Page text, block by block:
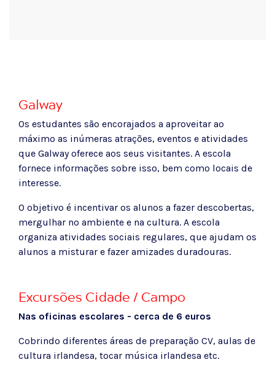
Galway
Os estudantes são encorajados a aproveitar ao
máximo as inúmeras atrações, eventos e atividades
que Galway oferece aos seus visitantes. A escola
fornece informações sobre isso, bem como locais de
interesse.
O objetivo é incentivar os alunos a fazer descobertas,
mergulhar no ambiente e na cultura. A escola
organiza atividades sociais regulares, que ajudam os
alunos a misturar e fazer amizades duradouras.
Excursões Cidade / Campo
Nas oficinas escolares - cerca de 6 euros
Cobrindo diferentes áreas de preparação CV, aulas de
cultura irlandesa, tocar música irlandesa etc.